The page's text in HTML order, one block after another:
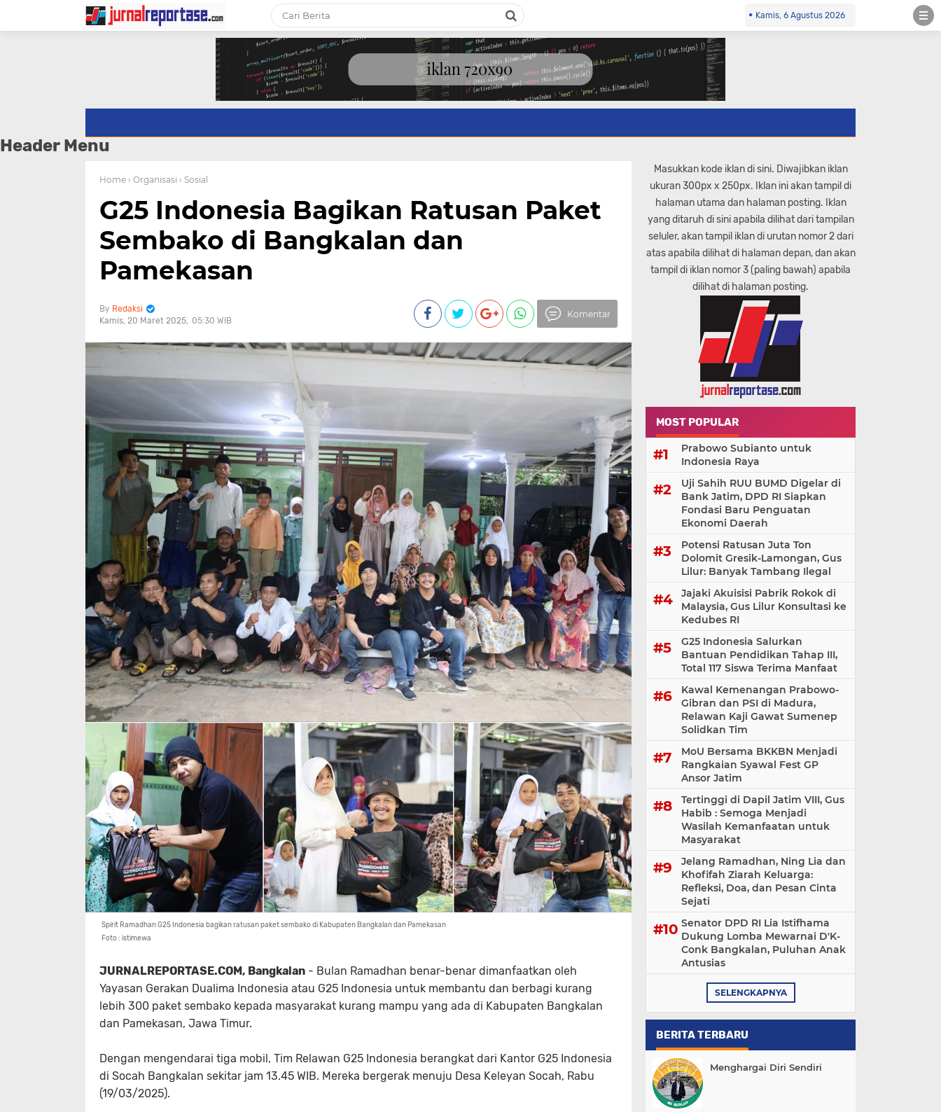
Kamis, 6 Agustus 2026
Header Menu
Home › Organisasi › Sosial
G25 Indonesia Bagikan Ratusan Paket
Sembako di Bangkalan dan
Pamekasan
Redaksi
Kamis, 20 Maret 2025 05:30 WIB
Komentar
Spirit Ramadhan G25 Indonesia bagikan ratusan paket sembako di Kabupaten Bangkalan dan Pamekasan
Foto : istimewa
JURNALREPORTASE.COM, Bangkalan - Bulan Ramadhan benar-benar dimanfaatkan oleh
Yayasan Gerakan Dualima Indonesia atau G25 Indonesia untuk membantu dan berbagi kurang
lebih 300 paket sembako kepada masyarakat kurang mampu yang ada di Kabupaten Bangkalan
dan Pamekasan, Jawa Timur.
Dengan mengendarai tiga mobil, Tim Relawan G25 Indonesia berangkat dari Kantor G25 Indonesia
di Socah Bangkalan sekitar jam 13.45 WIB. Mereka bergerak menuju Desa Keleyan Socah, Rabu
(19/03/2025).
Masukkan kode iklan di sini. Diwajibkan iklan
ukuran 300px x 250px. Iklan ini akan tampil di
halaman utama dan halaman posting. Iklan
yang ditaruh di sini apabila dilihat dari tampilan
seluler, akan tampil iklan di urutan nomor 2 dari
atas apabila dilihat di halaman depan, dan akan
tampil di iklan nomor 3 (paling bawah) apabila
dilihat di halaman posting.
MOST POPULAR
Prabowo Subianto untuk
Indonesia Raya
Uji Sahih RUU BUMD Digelar di
Bank Jatim, DPD RI Siapkan
Fondasi Baru Penguatan
Ekonomi Daerah
Potensi Ratusan Juta Ton
Dolomit Gresik-Lamongan, Gus
Lilur: Banyak Tambang Ilegal
Jajaki Akuisisi Pabrik Rokok di
Malaysia, Gus Lilur Konsultasi ke
Kedubes RI
G25 Indonesia Salurkan
Bantuan Pendidikan Tahap III,
Total 117 Siswa Terima Manfaat
Kawal Kemenangan Prabowo-
Gibran dan PSI di Madura,
Relawan Kaji Gawat Sumenep
Solidkan Tim
MoU Bersama BKKBN Menjadi
Rangkaian Syawal Fest GP
Ansor Jatim
Tertinggi di Dapil Jatim VIII, Gus
Habib : Semoga Menjadi
Wasilah Kemanfaatan untuk
Masyarakat
Jelang Ramadhan, Ning Lia dan
Khofifah Ziarah Keluarga:
Refleksi, Doa, dan Pesan Cinta
Sejati
Senator DPD RI Lia Istifhama
Dukung Lomba Mewarnai D'K-
Conk Bangkalan, Puluhan Anak
Antusias
SELENGKAPNYA
BERITA TERBARU
Menghargai Diri Sendiri